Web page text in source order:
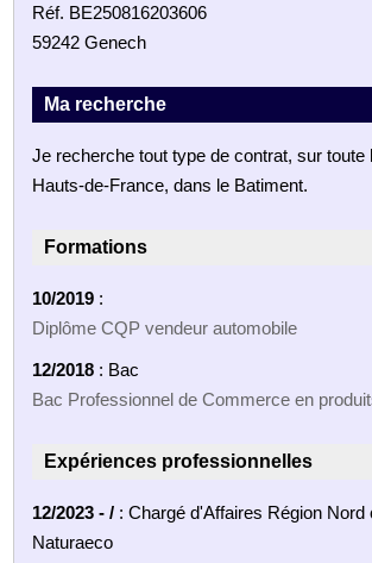
Réf. BE250816203606
59242 Genech
Ma recherche
Je recherche tout type de contrat, sur toute
Hauts-de-France, dans le Batiment.
Formations
10/2019 :
Diplôme CQP vendeur automobile
12/2018 : Bac
Bac Professionnel de Commerce en
Expériences professionnelles
12/2023 - / : Chargé d'Affaires Région Nord
Naturaeco